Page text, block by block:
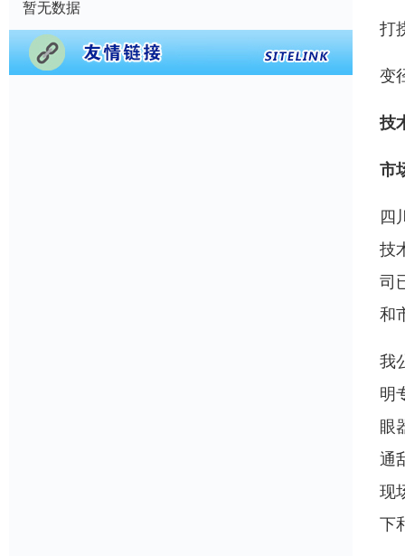
暂无数据
打
变
技
市
四
技
司
和
我
明
眼
通
现
下